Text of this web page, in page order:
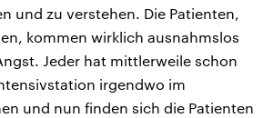
und zu verstehen. Die Patienten,
kommen wirklich ausnahmslos
Jeder hat mittlerweile schon
irgendwo im
und nun finden sich die Patienten